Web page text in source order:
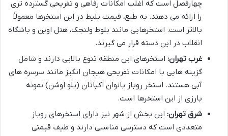
چهارفصل است که اغلب امکانات رفاهی و تفریحی گسترده تری
را ارائه می دهند. به طبع، قیمت بلیط در این استخرها معمولاً
بالاتر است. استخرهایی مانند بلوط ولنجک، هتل اوین و باشگاه
انقلاب در این دسته قرار می گیرند.
غرب تهران: استخرهای این منطقه تنوع بالایی دارند و شامل
گزینه هایی با امکانات تفریحی هیجان انگیز مانند سرسره های
آبی هستند. استخر روباز بانوان اکباتان (بلو اوشن) نمونه
بارزی از این استخرها است.
شرق تهران: این بخش از شهر نیز دارای استخرهای روباز
متعددی است که دسترسی مناسبی دارند و طیف قیمتی